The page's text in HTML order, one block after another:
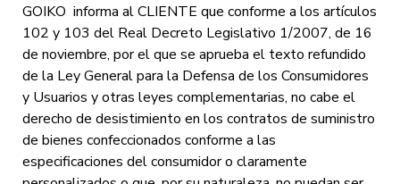
GOIKO informa al CLIENTE que conforme a los artículos
102 y 103 del Real Decreto Legislativo 1/2007, de 16
de noviembre, por el que se aprueba el texto refundido
de la Ley General para la Defensa de los Consumidores
y Usuarios y otras leyes complementarias, no cabe el
derecho de desistimiento en los contratos de suministro
de bienes confeccionados conforme a las
especificaciones del consumidor o claramente